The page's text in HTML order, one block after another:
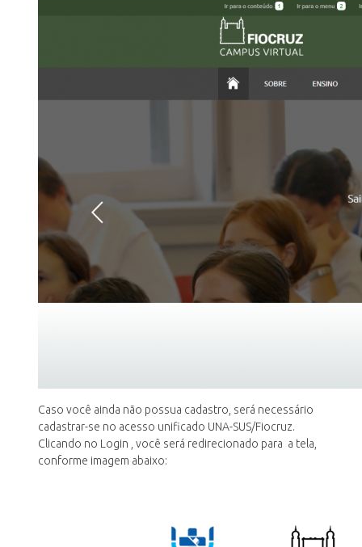
Caso você ainda não possua cadastro, será necessário
cadastrar-se no acesso unificado UNA-SUS/Fiocruz.
Clicando no Login , você será redirecionado para a tela,
conforme imagem abaixo: